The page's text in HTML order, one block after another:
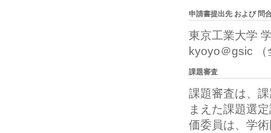
申請書提出先 および 問
東京工業大学
kyoyo＠gsic （
課題審査
課題審査は、
まえた課題選
価委員は、学